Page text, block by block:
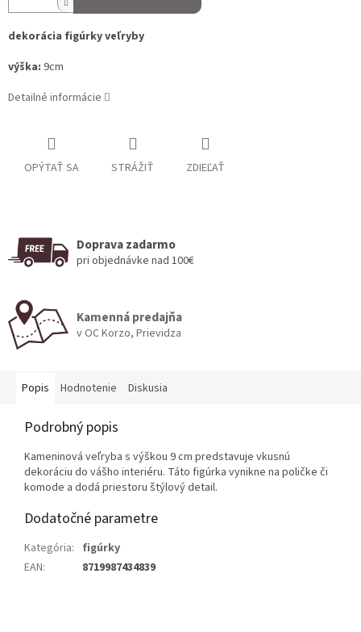
dekorácia figúrky veľryby
výška: 9cm
Detailné informácie
OPÝTAŤ SA STRÁŽIŤ ZDIEĽAŤ
Doprava zadarmo
pri objednávke nad 100€
Kamenná predajňa
v OC Korzo, Prievidza
Popis Hodnotenie Diskusia
Podrobný popis
Kameninová veľryba s výškou 9 cm predstavuje vkusnú
dekoráciu do vášho interiéru. Táto figúrka vynikne na poličke či
komode a dodá priestoru štýlový detail.
Dodatočné parametre
Kategória: figúrky
EAN: 8719987434839